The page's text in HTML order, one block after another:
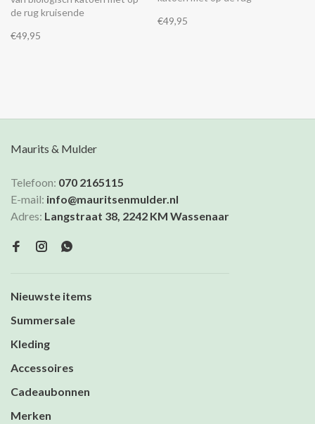
de rug kruisende
stretchkwaliteit met
€49,95
een fijne stretchkwaliteit met
€49,95
Maurits & Mulder
Telefoon: 070 2165115
E-mail: info@mauritsenmulder.nl
Adres: Langstraat 38, 2242 KM Wassenaar
Nieuwste items
Summersale
Kleding
Accessoires
Cadeaubonnen
Merken